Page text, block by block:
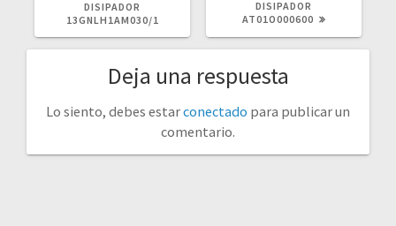
DISIPADOR
13GNLH1AM030/1
DISIPADOR
AT01O000600
Deja una respuesta
Lo siento, debes estarconectado para publicar un
comentario.